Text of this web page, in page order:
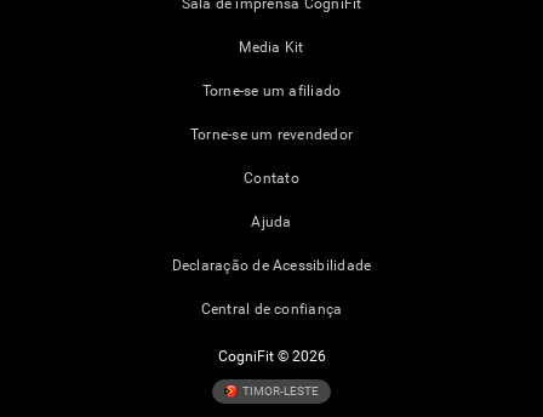
Sala de imprensa CogniFit
Media Kit
Torne-se um afiliado
Torne-se um revendedor
Contato
Ajuda
Declaração de Acessibilidade
Central de confiança
CogniFit © 2026
TIMOR-LESTE